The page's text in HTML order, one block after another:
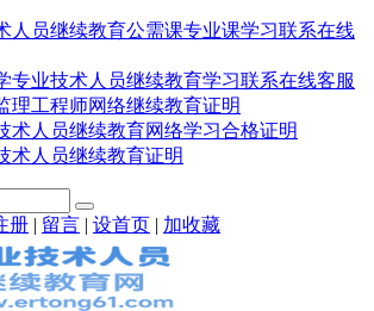
人员继续教育公需课专业课学习联系在线
专业技术人员继续教育学习联系在线客服
理工程师网络继续教育证明
术人员继续教育网络学习合格证明
术人员继续教育证明
册 | 留言 | 设首页 | 加收藏